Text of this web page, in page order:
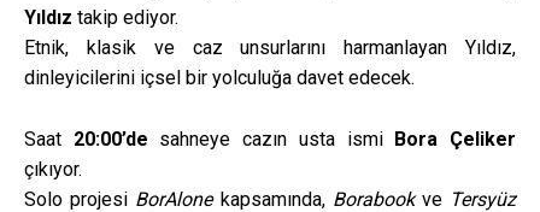
Yıldız takip ediyor.
Etnik, klasik ve caz unsurlarını harmanlayan Yıldız,
dinleyicilerini içsel bir yolculuğa davet edecek.
Saat 20:00’de sahneye cazın usta ismi Bora Çeliker
çıkıyor.
Solo projesi BorAlonekapsamında, Borabookve Tersyüz